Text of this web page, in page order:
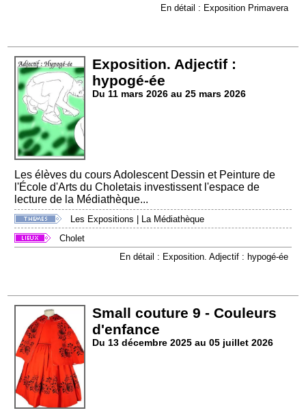
En détail : Exposition Primavera
Exposition. Adjectif :
hypogé-ée
Du 11 mars 2026 au 25 mars 2026
Les élèves du cours Adolescent Dessin et Peinture de
l'École d'Arts du Choletais investissent l'espace de
lecture de la Médiathèque...
Les Expositions
La Médiathèque
Cholet
En détail : Exposition. Adjectif : hypogé-ée
Small couture 9 - Couleurs
d'enfance
Du 13 décembre 2025 au 05 juillet 2026